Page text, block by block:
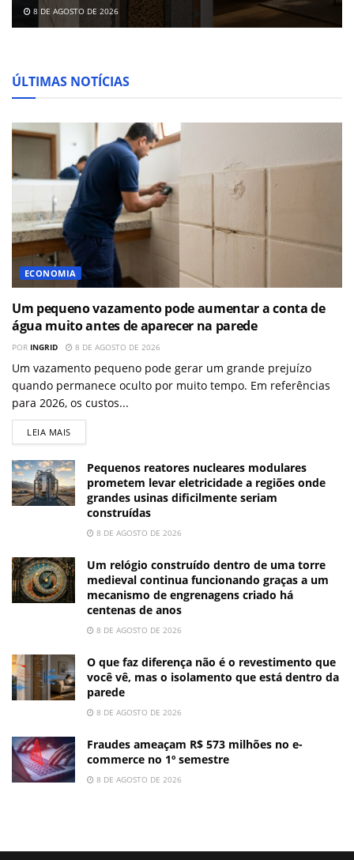
8 DE AGOSTO DE 2026
ÚLTIMAS NOTÍCIAS
ECONOMIA
Um pequeno vazamento pode aumentar a conta de
água muito antes de aparecer na parede
POR INGRID 8 DE AGOSTO DE 2026
Um vazamento pequeno pode gerar um grande prejuízo
quando permanece oculto por muito tempo. Em referências
para 2026, os custos...
LEIA MAIS
Pequenos reatores nucleares modulares
prometem levar eletricidade a regiões onde
grandes usinas dificilmente seriam
construídas
8 DE AGOSTO DE 2026
Um relógio construído dentro de uma torre
medieval continua funcionando graças a um
mecanismo de engrenagens criado há
centenas de anos
8 DE AGOSTO DE 2026
O que faz diferença não é o revestimento que
você vê, mas o isolamento que está dentro da
parede
8 DE AGOSTO DE 2026
Fraudes ameaçam R$ 573 milhões no e-
commerce no 1º semestre
8 DE AGOSTO DE 2026